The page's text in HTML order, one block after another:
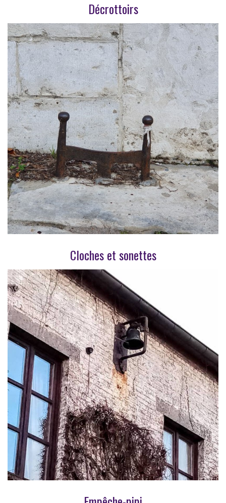
Décrottoirs
Cloches et sonettes